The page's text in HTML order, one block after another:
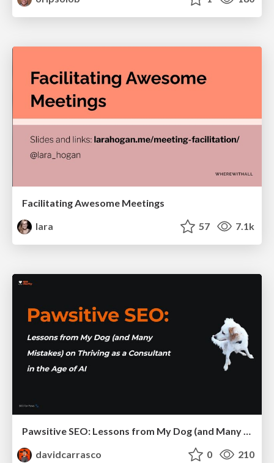
Facilitating Awesome Meetings
lara
57 7.1k
Pawsitive SEO: Lessons from My Dog (and Many Mistakes) on Thriving as a Consultant in the Age of AI
davidcarrasco
0 210